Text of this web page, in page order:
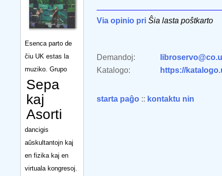
Esenca parto de
ĉiu UK estas la
muziko. Grupo
Sepa
kaj
Asorti
dancigis
aŭskultantojn kaj
en fizika kaj en
virtuala kongresoj.
Via opinio pri Ŝia lasta poŝtkarto
Demandoj:
Katalogo:
https://
starta paĝo :: kontaktu nin